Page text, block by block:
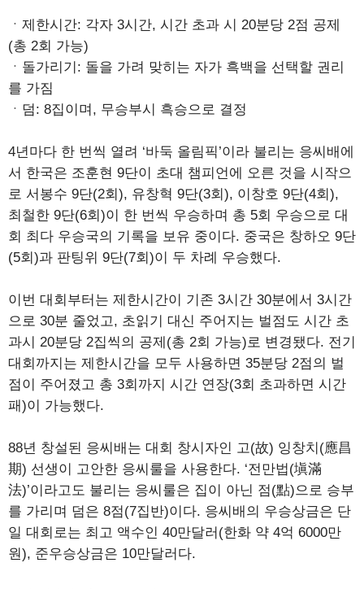
ㆍ제한시간: 각자 3시간, 시간 초과 시 20분당 2점 공제
(총 2회 가능)
ㆍ돌가리기: 돌을 가려 맞히는 자가 흑백을 선택할 권리
를 가짐
ㆍ덤: 8집이며, 무승부시 흑승으로 결정
4년마다 한 번씩 열려 ‘바둑 올림픽’이라 불리는 응씨배에
서 한국은 조훈현 9단이 초대 챔피언에 오른 것을 시작으
로 서봉수 9단(2회), 유창혁 9단(3회), 이창호 9단(4회),
최철한 9단(6회)이 한 번씩 우승하며 총 5회 우승으로 대
회 최다 우승국의 기록을 보유 중이다. 중국은 창하오 9단
(5회)과 판팅위 9단(7회)이 두 차례 우승했다.
이번 대회부터는 제한시간이 기존 3시간 30분에서 3시간
으로 30분 줄었고, 초읽기 대신 주어지는 벌점도 시간 초
과시 20분당 2집씩의 공제(총 2회 가능)로 변경됐다. 전기
대회까지는 제한시간을 모두 사용하면 35분당 2점의 벌
점이 주어졌고 총 3회까지 시간 연장(3회 초과하면 시간
패)이 가능했다.
88년 창설된 응씨배는 대회 창시자인 고(故) 잉창치(應昌
期) 선생이 고안한 응씨룰을 사용한다. ‘전만법(塡滿
法)’이라고도 불리는 응씨룰은 집이 아닌 점(點)으로 승부
를 가리며 덤은 8점(7집반)이다. 응씨배의 우승상금은 단
일 대회로는 최고 액수인 40만달러(한화 약 4억 6000만
원), 준우승상금은 10만달러다.